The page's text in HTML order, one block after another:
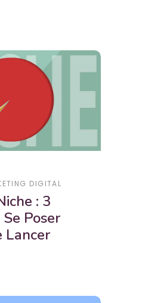
DIGITAL
: 3
Poser
Lancer